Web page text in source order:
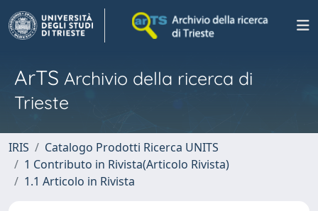
ArTS Archivio della ricerca di
Trieste
IRIS
Catalogo Prodotti Ricerca UNITS
1 Contributo in Rivista(Articolo Rivista)
1.1 Articolo in Rivista